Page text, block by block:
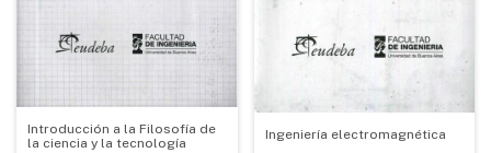
Introducción a la Filosofía de
la ciencia y la tecnología
Ingeniería electromagnética